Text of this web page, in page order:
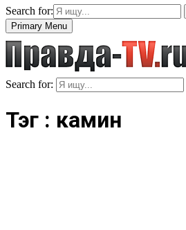
Search for:
Primary Menu
Search for:
Тэг : камин